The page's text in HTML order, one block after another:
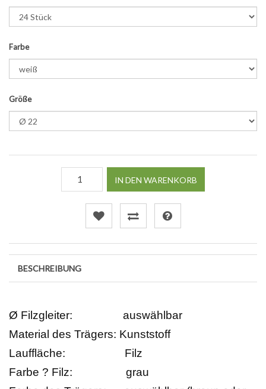
Farbe
Größe
IN DEN WARENKORB
BESCHREIBUNG
Ø Filzgleiter:
auswählbar
Material des Trägers: Kunststoff
Lauffläche:
Filz
Farbe ? Filz:
grau